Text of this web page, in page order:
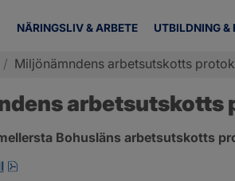
NÄRINGSLIV & ARBETE UTBILDNING &
/ Miljönämndens arbetsutskotts
arbetsutskotts
Bohusläns arbetsutskotts
pdf, 234.6 kB, öppnas i nytt fönster.